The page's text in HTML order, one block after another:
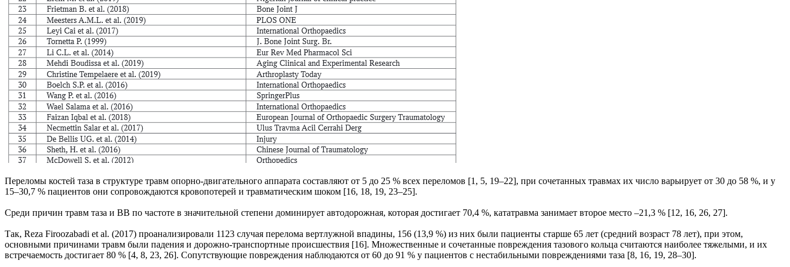
Переломы костей таза в структуре травм опорно-двигательного аппарата составляют от 5 до 25 % всех переломов [1, 5, 19–22], при сочетанных травмах их число варьирует от 30 до 58 %, и у
15–30,7 % пациентов они сопровождаются кровопотерей и травматическим шоком [16, 18, 19, 23–25].
Среди причин травм таза и ВВ по частоте в значительной степени доминирует автодорожная, которая достигает 70,4 %, кататравма занимает второе место –21,3 % [12, 16, 26, 27].
Так, Reza Firoozabadi et al. (2017) проанализировали 1123 случая перелома вертлужной впадины, 156 (13,9 %) из них были пациенты старше 65 лет (средний возраст 78 лет), при этом,
основными причинами травм были падения и дорожно-транспортные происшествия [16]. Множественные и сочетанные повреждения тазового кольца считаются наиболее тяжелыми, и их
встречаемость достигает 80 % [4, 8, 23, 26]. Сопутствующие повреждения наблюдаются от 60 до 91 % у пациентов с нестабильными повреждениями таза [8, 16, 19, 28–30].